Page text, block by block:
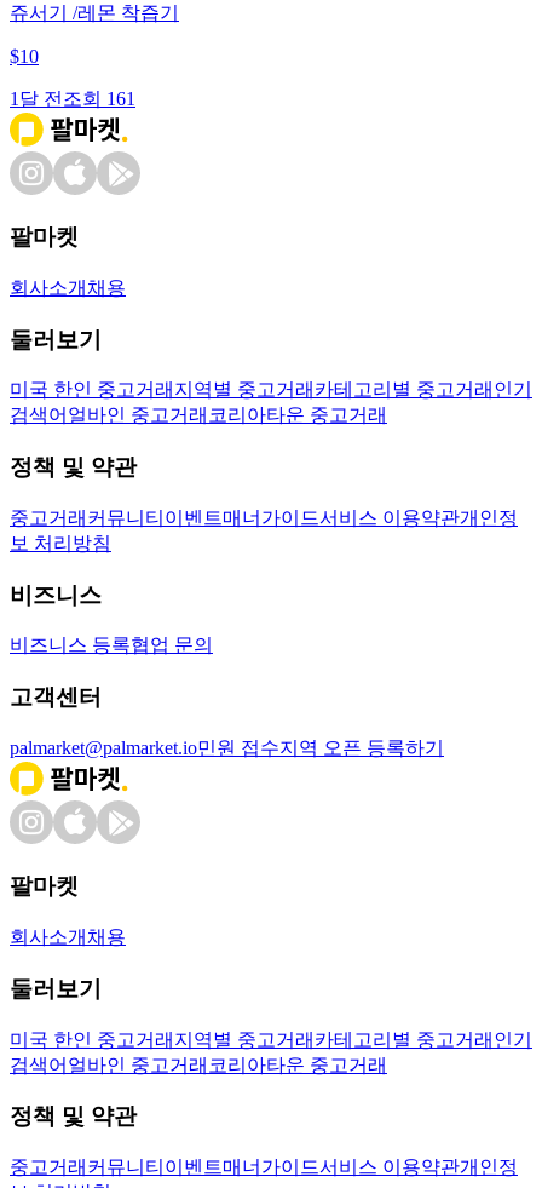
쥬서기 /레몬 착즙기
$10
1달 전 조회 161
팔마켓
회사소개 채용
둘러보기
미국 한인 중고거래 지역별 중고거래 카테고리별 중고거래 인기
검색어 얼바인 중고거래 코리아타운 중고거래
정책 및 약관
중고거래 커뮤니티 이벤트매너가이드서비스 이용약관개인정
보 처리방침
비즈니스
비즈니스 등록협업 문의
고객센터
palmarket@palmarket.io민원 접수지역 오픈 등록하기
팔마켓
회사소개 채용
둘러보기
미국 한인 중고거래 지역별 중고거래 카테고리별 중고거래 인기
검색어 얼바인 중고거래 코리아타운 중고거래
정책 및 약관
중고거래 커뮤니티 이벤트매너가이드서비스 이용약관개인정